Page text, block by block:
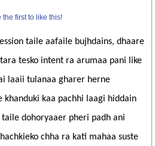
the first to like this!
taile aafaile bujhdains, dhaare
tesko intent ra arumaa pani like
laaii tulanaa gharer herne
khanduki kaa pachhi laagi hiddain
dohoryaaer pheri padh ani
chha ra kati mahaa suste